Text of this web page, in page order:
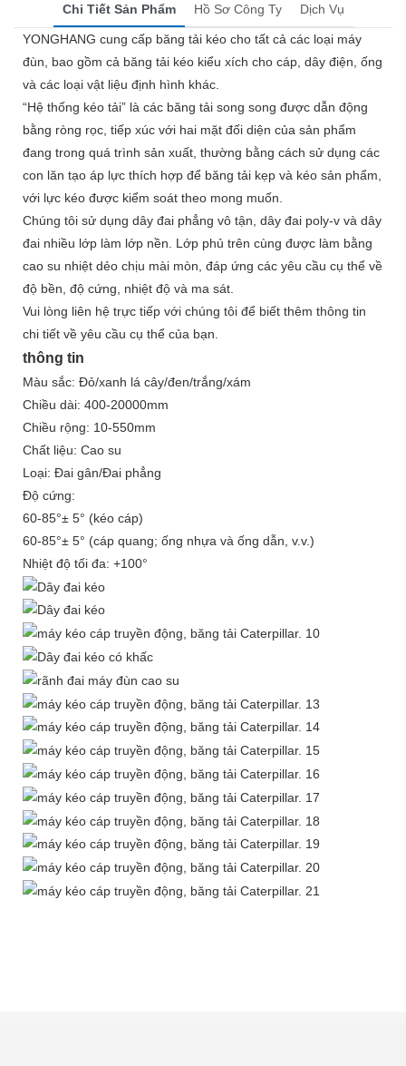
Chi Tiết Sản Phẩm Hồ Sơ Công Ty Dịch Vụ
YONGHANG cung cấp băng tải kéo cho tất cả các loại máy
đùn, bao gồm cả băng tải kéo kiểu xích cho cáp, dây điện, ống
và các loại vật liệu định hình khác.
“Hệ thống kéo tải” là các băng tải song song được dẫn động
bằng ròng rọc, tiếp xúc với hai mặt đối diện của sản phẩm
đang trong quá trình sản xuất, thường bằng cách sử dụng các
con lăn tạo áp lực thích hợp để băng tải kẹp và kéo sản phẩm,
với lực kéo được kiểm soát theo mong muốn.
Chúng tôi sử dụng dây đai phẳng vô tận, dây đai poly-v và dây
đai nhiều lớp làm lớp nền. Lớp phủ trên cùng được làm bằng
cao su nhiệt dẻo chịu mài mòn, đáp ứng các yêu cầu cụ thể về
độ bền, độ cứng, nhiệt độ và ma sát.
Vui lòng liên hệ trực tiếp với chúng tôi để biết thêm thông tin
chi tiết về yêu cầu cụ thể của bạn.
thông tin
Màu sắc: Đỏ/xanh lá cây/đen/trắng/xám
Chiều dài: 400-20000mm
Chiều rộng: 10-550mm
Chất liệu: Cao su
Loại: Đai gân/Đai phẳng
Độ cứng:
60-85°± 5° (kéo cáp)
60-85°± 5° (cáp quang; ống nhựa và ống dẫn, v.v.)
Nhiệt độ tối đa: +100°